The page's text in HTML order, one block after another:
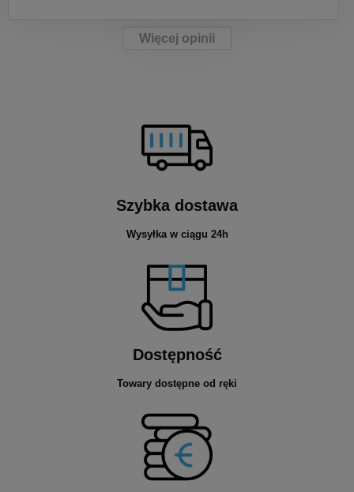
Więcej opinii
Szybka dostawa
Wysyłka w ciągu 24h
Dostępność
Towary dostępne od ręki